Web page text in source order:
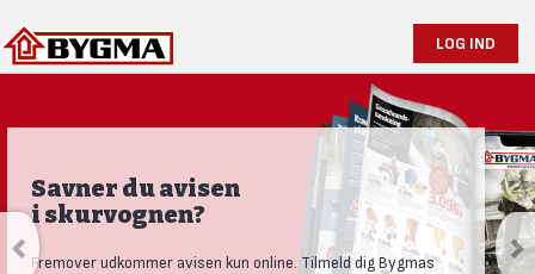
LOG IND
Savner du avisen
i skurvognen?
Fremover udkommer avisen kun online. Tilmeld dig Bygmas